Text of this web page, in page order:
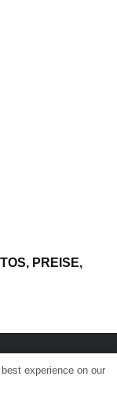
PREISE,
experience on our